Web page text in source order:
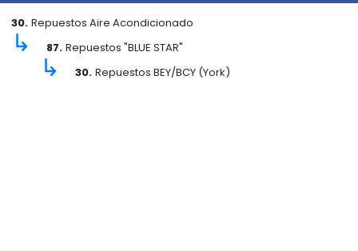
30. Repuestos Aire Acondicionado
↳ 87. Repuestos "BLUE STAR"
↳ 30. Repuestos BEY/BCY (York)